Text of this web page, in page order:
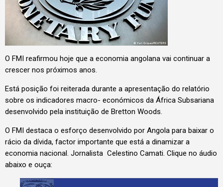
O FMI reafirmou hoje que a economia angolana vai continuar a
crescer nos próximos anos.
Está posição foi reiterada durante a apresentação do relatório
sobre os indicadores macro- económicos da África Subsariana
desenvolvido pela instituição de Bretton Woods.
O FMI destaca o esforço desenvolvido por Angola para baixar o
rácio da dívida, factor importante que está a dinamizar a
economia nacional. Jornalista Celestino Camati. Clique no áudio
abaixo e ouça: